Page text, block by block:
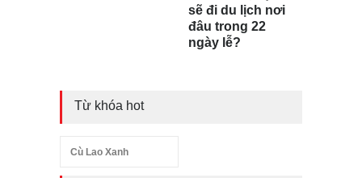
sẽ đi du lịch nơi
đâu trong 22
ngày lễ?
Từ khóa hot
Cù Lao Xanh